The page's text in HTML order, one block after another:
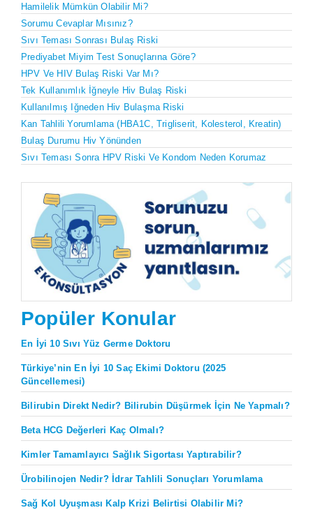
Hamilelik Mümkün Olabilir Mi?
Sorumu Cevaplar Mısınız?
Sıvı Teması Sonrası Bulaş Riski
Prediyabet Miyim Test Sonuçlarına Göre?
HPV Ve HIV Bulaş Riski Var Mı?
Tek Kullanımlık İğneyle Hiv Bulaş Riski
Kullanılmış Iğneden Hiv Bulaşma Riski
Kan Tahlili Yorumlama (HBA1C, Trigliserit, Kolesterol, Kreatin)
Bulaş Durumu Hiv Yönünden
Sıvı Teması Sonra HPV Riski Ve Kondom Neden Korumaz
Popüler Konular
En İyi 10 Sıvı Yüz Germe Doktoru
Türkiye’nin En İyi 10 Saç Ekimi Doktoru (2025
Güncellemesi)
Bilirubin Direkt Nedir? Bilirubin Düşürmek İçin Ne Yapmalı?
Beta HCG Değerleri Kaç Olmalı?
Kimler Tamamlayıcı Sağlık Sigortası Yaptırabilir?
Ürobilinojen Nedir? İdrar Tahlili Sonuçları Yorumlama
Sağ Kol Uyuşması Kalp Krizi Belirtisi Olabilir Mi?